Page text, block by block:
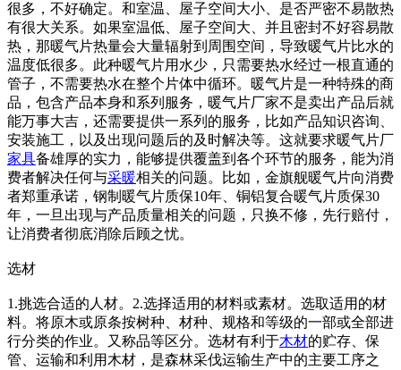
很多，不好确定。和室温、屋子空间大小、是否严密不易散热
有很大关系。如果室温低、屋子空间大、并且密封不好容易散
热，那暖气片热量会大量辐射到周围空间，导致暖气片比水的
温度低很多。此种暖气片用水少，只需要热水经过一根直通的
管子，不需要热水在整个片体中循环。暖气片是一种特殊的商
品，包含产品本身和系列服务，暖气片厂家不是卖出产品后就
能万事大吉，还需要提供一系列的服务，比如产品知识咨询、
安装施工，以及出现问题后的及时解决等。这就要求暖气片厂
家具备雄厚的实力，能够提供覆盖到各个环节的服务，能为消
费者解决任何与采暖相关的问题。比如，金旗舰暖气片向消费
者郑重承诺，钢制暖气片质保10年、铜铝复合暖气片质保30
年，一旦出现与产品质量相关的问题，只换不修，先行赔付，
让消费者彻底消除后顾之忧。
选材
1.挑选合适的人材。2.选择适用的材料或素材。选取适用的材
料。将原木或原条按树种、材种、规格和等级的一部或全部进
行分类的作业。又称品等区分。选材有利于木材的贮存、保
管、运输和利用木材，是森林采伐运输生产中的主要工序之